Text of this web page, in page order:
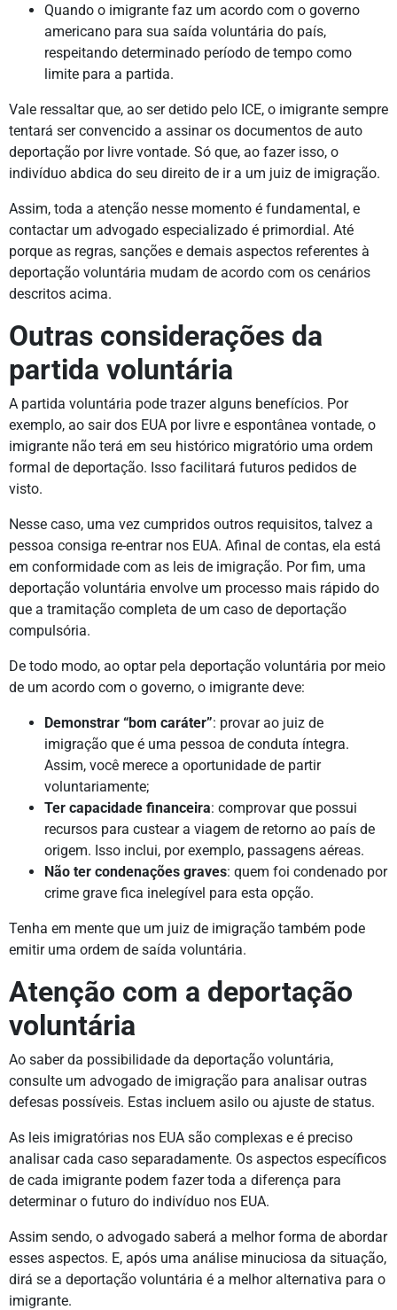
Quando o imigrante faz um acordo com o governo
americano para sua saída voluntária do país,
respeitando determinado período de tempo como
limite para a partida.
Vale ressaltar que, ao ser detido pelo ICE, o imigrante sempre
tentará ser convencido a assinar os documentos de auto
deportação por livre vontade. Só que, ao fazer isso, o
indivíduo abdica do seu direito de ir a um juiz de imigração.
Assim, toda a atenção nesse momento é fundamental, e
contactar um advogado especializado é primordial. Até
porque as regras, sanções e demais aspectos referentes à
deportação voluntária mudam de acordo com os cenários
descritos acima.
Outras considerações da
partida voluntária
A partida voluntária pode trazer alguns benefícios. Por
exemplo, ao sair dos EUA por livre e espontânea vontade, o
imigrante não terá em seu histórico migratório uma ordem
formal de deportação. Isso facilitará futuros pedidos de
visto.
Nesse caso, uma vez cumpridos outros requisitos, talvez a
pessoa consiga re-entrar nos EUA. Afinal de contas, ela está
em conformidade com as leis de imigração. Por fim, uma
deportação voluntária envolve um processo mais rápido do
que a tramitação completa de um caso de deportação
compulsória.
De todo modo, ao optar pela deportação voluntária por meio
de um acordo com o governo, o imigrante deve:
Demonstrar “bom caráter”: provar ao juiz de
imigração que é uma pessoa de conduta íntegra.
Assim, você merece a oportunidade de partir
voluntariamente;
Ter capacidade financeira: comprovar que possui
recursos para custear a viagem de retorno ao país de
origem. Isso inclui, por exemplo, passagens aéreas.
Não ter condenações graves: quem foi condenado por
crime grave fica inelegível para esta opção.
Tenha em mente que um juiz de imigração também pode
emitir uma ordem de saída voluntária.
Atenção com a deportação
voluntária
Ao saber da possibilidade da deportação voluntária,
consulte um advogado de imigração para analisar outras
defesas possíveis. Estas incluem asilo ou ajuste de status.
As leis imigratórias nos EUA são complexas e é preciso
analisar cada caso separadamente. Os aspectos específicos
de cada imigrante podem fazer toda a diferença para
determinar o futuro do indivíduo nos EUA.
Assim sendo, o advogado saberá a melhor forma de abordar
esses aspectos. E, após uma análise minuciosa da situação,
dirá se a deportação voluntária é a melhor alternativa para o
imigrante.